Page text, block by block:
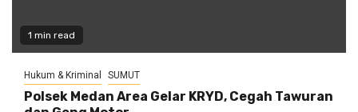
1 min read
Hukum & Kriminal SUMUT
Polsek Medan Area Gelar KRYD, Cegah Tawuran